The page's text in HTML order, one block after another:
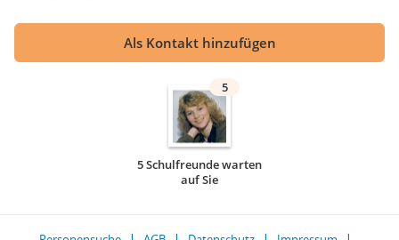
Als Kontakt hinzufügen
5
5 Schulfreunde warten
auf Sie